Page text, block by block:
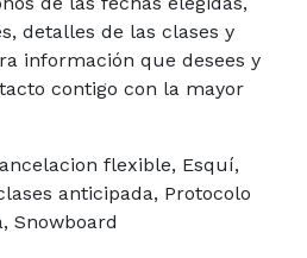
detalles de las clases y
información que desees y
contigo con la mayor
flexible, Esquí,
anticipada, Protocolo
Snowboard